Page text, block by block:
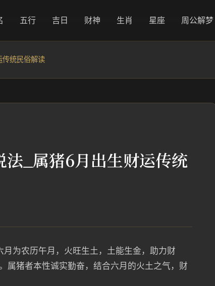
五行 吉日 财神 生肖 星座 周公解梦
传统民俗解读
_属猪6月出生财运传统
为农历午月，火旺生土，土能生金，助力财
属猪者本性诚实勤奋，结合六月的火土之气，财